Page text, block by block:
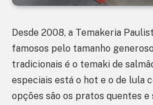
Desde 2008, a Temakeria
famosos pelo tamanho
tradicionais é o temaki de
especiais está o hot e o de lula
opções são os pratos quentes e